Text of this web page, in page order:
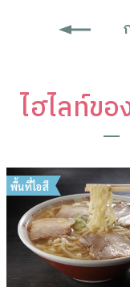
ไฮไลท์ข
พื้นที่ไอสึ